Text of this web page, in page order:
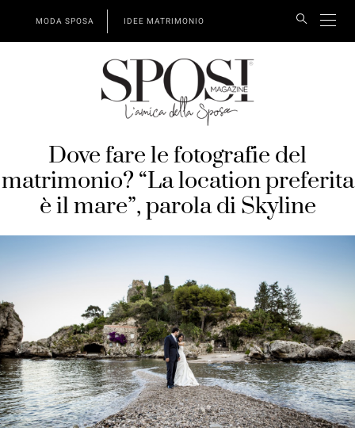
MODA SPOSA IDEE MATRIMONIO
Dove fare le fotografie del
matrimonio? “La location preferita
è il mare”, parola di Skyline